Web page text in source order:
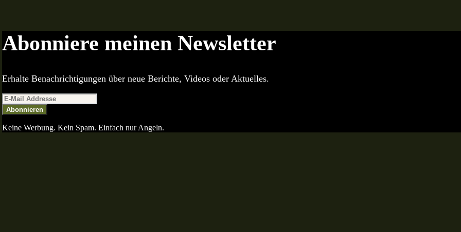
Abonniere meinen Newsletter
Erhalte Benachrichtigungen über neue Berichte, Videos oder Aktuelles.
Abonnieren
Keine Werbung. Kein Spam. Einfach nur Angeln.